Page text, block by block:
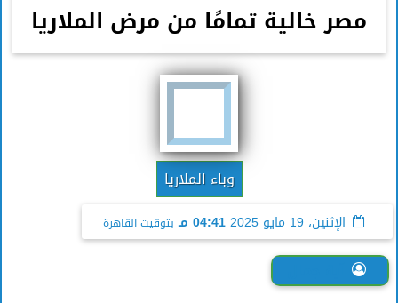
مصر خالية تمامًا من مرض الملاريا
وباء الملاريا
الإثنين، 19 مايو 2025 04:41 مـ بتوقيت القاهرة